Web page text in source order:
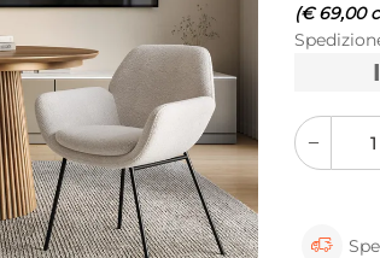
(€ 69,00
quantity
button